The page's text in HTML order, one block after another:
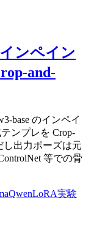
ンペイン
and-
base のインペイ
ンプレを Crop-
し出力ポーズは元
等での骨
QwenLoRA実験